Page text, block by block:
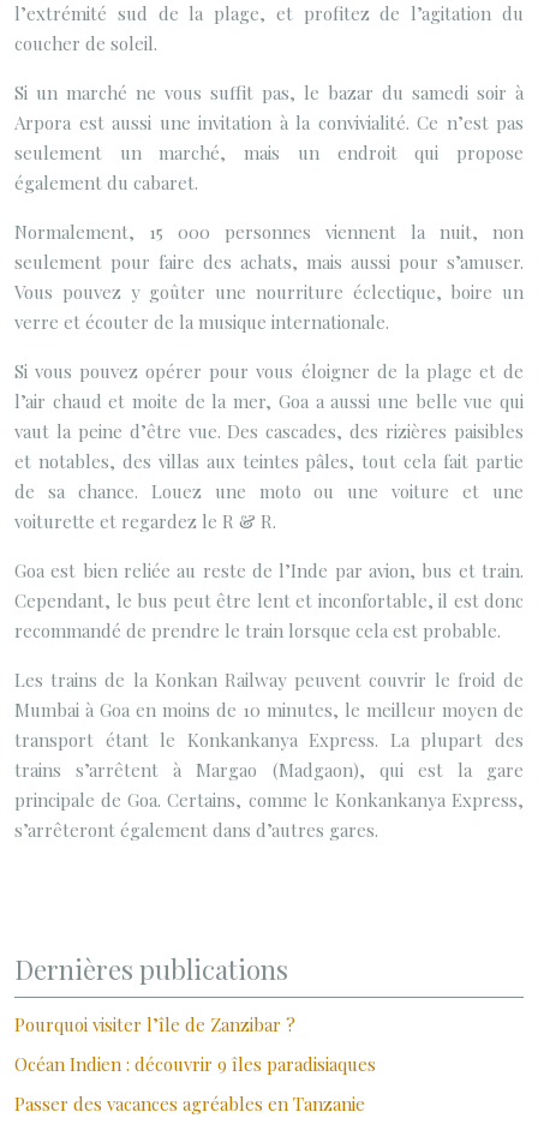
l’extrémité sud de la plage, et profitez de l’agitation du
coucher de soleil.
Si un marché ne vous suffit pas, le bazar du samedi soir à
Arpora est aussi une invitation à la convivialité. Ce n’est pas
seulement un marché, mais un endroit qui propose
également du cabaret.
Normalement, 15 000 personnes viennent la nuit, non
seulement pour faire des achats, mais aussi pour s’amuser.
Vous pouvez y goûter une nourriture éclectique, boire un
verre et écouter de la musique internationale.
Si vous pouvez opérer pour vous éloigner de la plage et de
l’air chaud et moite de la mer, Goa a aussi une belle vue qui
vaut la peine d’être vue. Des cascades, des rizières paisibles
et notables, des villas aux teintes pâles, tout cela fait partie
de sa chance. Louez une moto ou une voiture et une
voiturette et regardez le R & R.
Goa est bien reliée au reste de l’Inde par avion, bus et train.
Cependant, le bus peut être lent et inconfortable, il est donc
recommandé de prendre le train lorsque cela est probable.
Les trains de la Konkan Railway peuvent couvrir le froid de
Mumbai à Goa en moins de 10 minutes, le meilleur moyen de
transport étant le Konkankanya Express. La plupart des
trains s’arrêtent à Margao (Madgaon), qui est la gare
principale de Goa. Certains, comme le Konkankanya Express,
s’arrêteront également dans d’autres gares.
Dernières publications
Pourquoi visiter l’île de Zanzibar ?
Océan Indien : découvrir 9 îles paradisiaques
Passer des vacances agréables en Tanzanie